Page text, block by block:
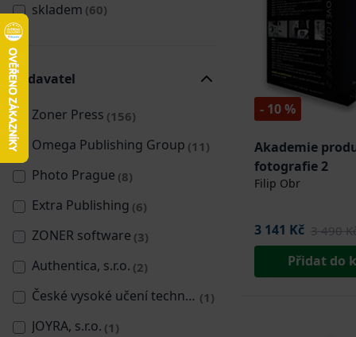
skladem (60)
Vydavatel
Zoner Press (156)
Omega Publishing Group (11)
Photo Prague (8)
Extra Publishing (6)
ZONER software (3)
Authentica, s.r.o. (2)
České vysoké učení technické v Praze (1)
JOYRA, s.r.o. (1)
- 10 %
Akademie
fotografie 2
Filip Obr
3 141 Kč 3 490
Přidat do